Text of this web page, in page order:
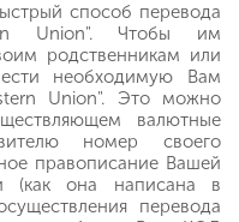
способ перевода
Union". Чтобы им
родственникам или
необходимую Вам
Union". Это можно
валютные
номер своего
правописание Вашей
(как она написана в
перевода